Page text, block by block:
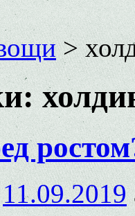
>
11.09.2019